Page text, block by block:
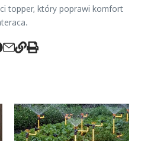
topper, który poprawi komfort